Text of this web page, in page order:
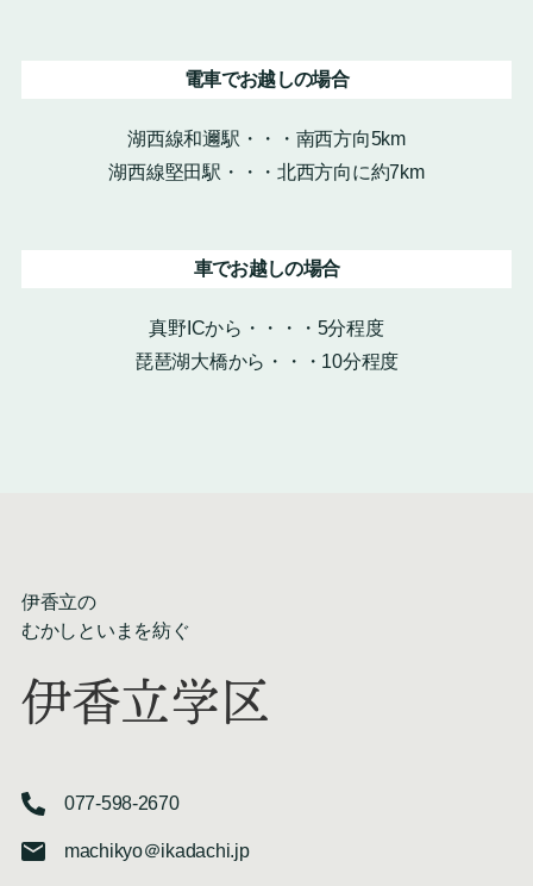
電車でお越しの場合
湖西線和邇駅・・・南西方向5km
湖西線堅田駅・・・北西方向に約7km
車でお越しの場合
真野ICから・・・・5分程度
琵琶湖大橋から・・・10分程度
伊香立の
むかしといまを紡ぐ
伊香立学区
077-598-2670
machikyo＠ikadachi.jp